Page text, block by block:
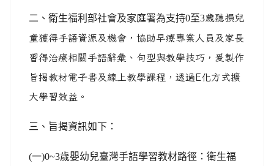
二、衛生福利部社會及家庭署為支持0至3歲聽損兒
童獲得手語資源及機會，協助早療專業人員及家長
習得治療相關手語辭彙、句型與教學技巧，爰製作
旨揭教材電子書及線上教學課程，透過E化方式擴
大學習效益。
三、旨揭資訊如下：
(一)0~3歲嬰幼兒臺灣手語學習教材路徑：衛生福